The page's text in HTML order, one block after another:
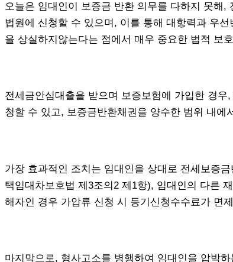
오늘은 임대인이 보증금 반환 의무를 다하지 못해,
법원에 신청할 수 있으며, 이를 통해 대항력과 우
을 상실하지않는다는 점에서 매우 중요한 법적 보
전세금안심대출을 받으며 보증보험에 가입한 경
청할 수 있고, 보증금반환채권을 양수한 범위 내
가장 효과적인 조치는 임대인을 상대로 전세보증
택임대차보호법 제3조의2 제1항), 임대인의 다른
해자인 경우 가압류 신청 시 등기신청수수료가 면
마지막으로, 형사고소를 병행하여 임대인을 압박